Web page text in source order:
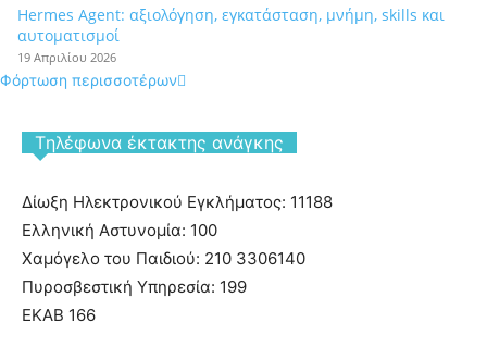
Hermes Agent: αξιολόγηση, εγκατάσταση, μνήμη, skills και
αυτοματισμοί
19 Απριλίου 2026
Φόρτωση περισσοτέρων
Tηλέφωνα έκτακτης ανάγκης
Δίωξη Ηλεκτρονικού Εγκλήματος: 11188
Ελληνική Αστυνομία: 100
Χαμόγελο του Παιδιού: 210 3306140
Πυροσβεστική Υπηρεσία: 199
ΕΚΑΒ 166